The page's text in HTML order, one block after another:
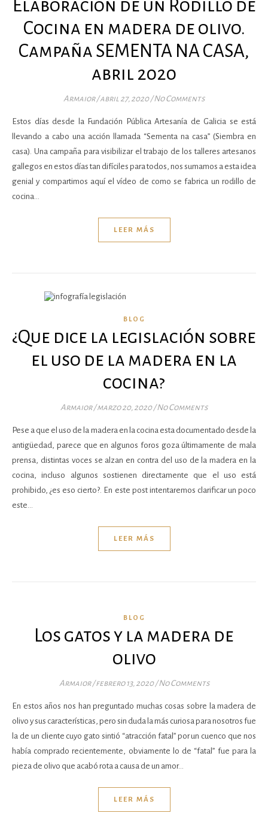
Elaboración de un Rodillo de
Cocina en madera de olivo.
Campaña SEMENTA NA CASA,
abril 2020
Armaior /abril 27, 2020 /No Comments
Estos días desde la Fundación Pública Artesanía de Galicia se está
llevando a cabo una acción llamada “Sementa na casa” (Siembra en
casa). Una campaña para visibilizar el trabajo de los talleres artesanos
gallegos en estos días tan difíciles para todos, nos sumamos a esta idea
genial y compartimos aquí el vídeo de como se fabrica un rodillo de
cocina…
LEER MÁS
BLOG
¿Que dice la legislación sobre
el uso de la madera en la
cocina?
Armaior /marzo 20, 2020 /No Comments
Pese a que el uso de la madera en la cocina esta documentado desde la
antigüedad, parece que en algunos foros goza últimamente de mala
prensa, distintas voces se alzan en contra del uso de la madera en la
cocina, incluso algunos sostienen directamente que el uso está
prohibido, ¿es eso cierto?. En este post intentaremos clarificar un poco
este…
LEER MÁS
BLOG
Los gatos y la madera de
olivo
Armaior /febrero 13, 2020 /No Comments
En estos años nos han preguntado muchas cosas sobre la madera de
olivo y sus características, pero sin duda la más curiosa para nosotros fue
la de un cliente cuyo gato sintió “atracción fatal” por un cuenco que nos
había comprado recientemente, obviamente lo de “fatal” fue para la
pieza de olivo que acabó rota a causa de un amor…
LEER MÁS